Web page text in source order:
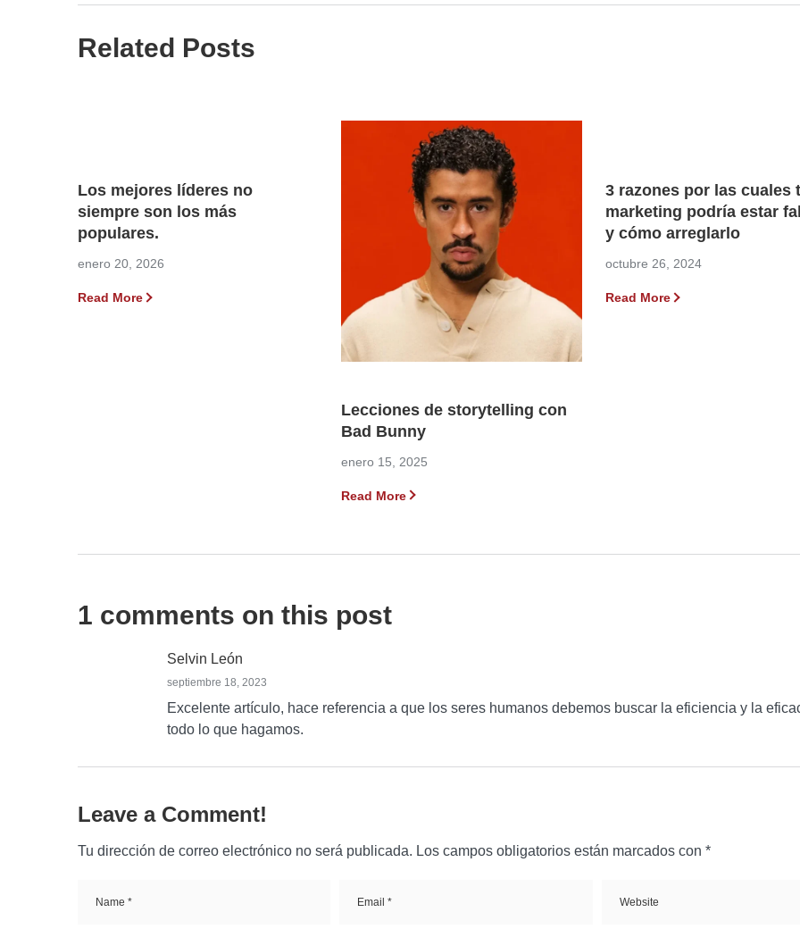
Related Posts
Los mejores líderes no
siempre son los más
populares.
enero 20, 2026
Read More
Lecciones de storytelling con
Bad Bunny
enero 15, 2025
Read More
3 razones por las cuales
marketing podría estar
y cómo arreglarlo
octubre 26, 2024
Read More
1 comments on this post
Selvin León
septiembre 18, 2023
Excelente artículo, hace referencia a que los seres humanos debemos buscar la eficiencia y la
todo lo que hagamos.
Leave a Comment!
Tu dirección de correo electrónico no será publicada. Los campos obligatorios están marcados con *